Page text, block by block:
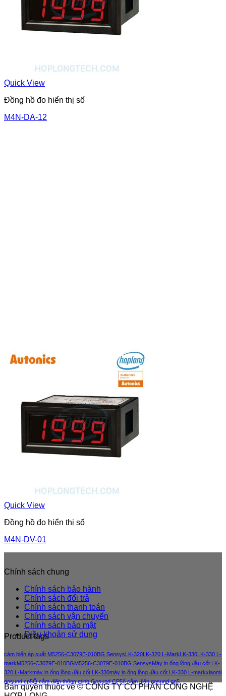
Quick View
Đồng hồ đo hiển thị số
M4N-DA-12
Quick View
Đồng hồ đo hiển thị số
M4N-DV-01
Chính sách chung
Chính sách bảo hành
Chính sách đổi trả
Chính sách thanh toán
Chính sách vận chuyển
Chính sách bảo mật
Điều khoản sử dung
Product tags
cảm biến áp suất M5256-C3079E-010BG Sensys LK-320 LK-320 L-Mark LK-330 LK-330 L-
markM5256-C3079E-010BGM5256-C3079E-010BG SensysMáy in ống lồng đầu cốt LK-
320 L-Markmáy in ống lồng đầu cốt LK-330máy in ống lồng đầu cốt LK-330 L-markxiaomi
gosund cp5Ổ cắm điện thông minh Gosund CP5ổ cắm điện gosund cp5
Bản quyền thuộc về © CÔNG TY CỔ PHẦN CÔNG NGHỆ